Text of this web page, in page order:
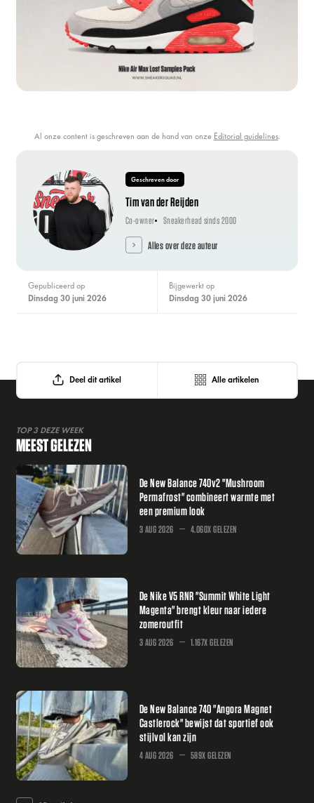
Al onze content is geschreven aan de hand van onze Editorial guidelines.
Geschreven door
Tim van der Reijden
Co-owner Sneakerhead sinds 2000
Alles over deze auteur
Gepubliceerd op
dinsdag 30 juni 2026
Bijgewerkt op
dinsdag 30 juni 2026
Deel dit artikel Alle artikelen
TOP 3 DEZE WEEK
MEEST GELEZEN
De New Balance 740v2 "Mushroom
Permafrost" combineert warmte met
een premium look
3 AUG 2026 4.060X GELEZEN
De Nike V5 RNR "Summit White Light
Magenta" brengt kleur naar iedere
zomeroutfit
3 AUG 2026 1.167X GELEZEN
De New Balance 740 "Angora Magnet
Castlerock" bewijst dat sportief ook
stijlvol kan zijn
4 AUG 2026 589X GELEZEN